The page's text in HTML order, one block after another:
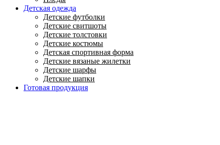
Детская одежда
Детские футболки
Детские свитшоты
Детские толстовки
Детские костюмы
Детская спортивная форма
Детские вязаные жилетки
Детские шарфы
Детские шапки
Готовая продукция